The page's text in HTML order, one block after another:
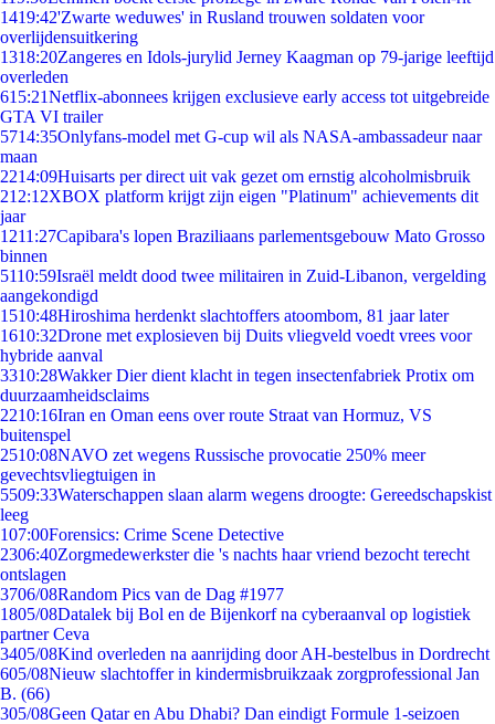
1419:42'Zwarte weduwes' in Rusland trouwen soldaten voor
overlijdensuitkering
1318:20Zangeres en Idols-jurylid Jerney Kaagman op 79-jarige leeftijd
overleden
615:21Netflix-abonnees krijgen exclusieve early access tot uitgebreide
GTA VI trailer
5714:35Onlyfans-model met G-cup wil als NASA-ambassadeur naar
maan
2214:09Huisarts per direct uit vak gezet om ernstig alcoholmisbruik
212:12XBOX platform krijgt zijn eigen "Platinum" achievements dit
jaar
1211:27Capibara's lopen Braziliaans parlementsgebouw Mato Grosso
binnen
5110:59Israël meldt dood twee militairen in Zuid-Libanon, vergelding
aangekondigd
1510:48Hiroshima herdenkt slachtoffers atoombom, 81 jaar later
1610:32Drone met explosieven bij Duits vliegveld voedt vrees voor
hybride aanval
3310:28Wakker Dier dient klacht in tegen insectenfabriek Protix om
duurzaamheidsclaims
2210:16Iran en Oman eens over route Straat van Hormuz, VS
buitenspel
2510:08NAVO zet wegens Russische provocatie 250% meer
gevechtsvliegtuigen in
5509:33Waterschappen slaan alarm wegens droogte: Gereedschapskist
leeg
107:00Forensics: Crime Scene Detective
2306:40Zorgmedewerkster die 's nachts haar vriend bezocht terecht
ontslagen
3706/08Random Pics van de Dag #1977
1805/08Datalek bij Bol en de Bijenkorf na cyberaanval op logistiek
partner Ceva
3405/08Kind overleden na aanrijding door AH-bestelbus in Dordrecht
605/08Nieuw slachtoffer in kindermisbruikzaak zorgprofessional Jan
B. (66)
305/08Geen Qatar en Abu Dhabi? Dan eindigt Formule 1-seizoen